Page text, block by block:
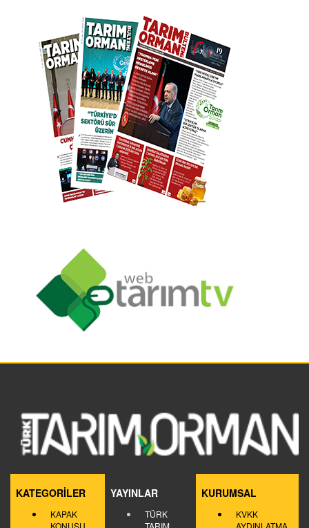
KATEGORİLER
KAPAK
KONUSU
YAYINLAR
TÜRK
TARIM
KURUMSAL
KVKK
AYDINLATMA